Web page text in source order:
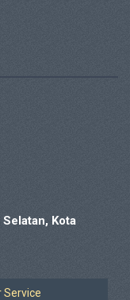
Kota
Service